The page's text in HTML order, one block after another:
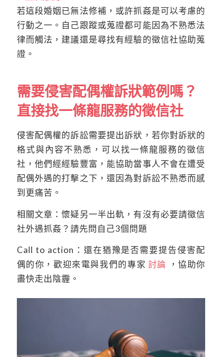
若這段婚姻已無法修補，或許抓姦是可以考慮的
行動之一。自己跟蹤或蒐證都可能因為不熟悉法
律而觸法，建議還是尋找有經驗的徵信社協助蒐
證。
需要侵害配偶權訴狀範例嗎？
直接找一條龍服務的徵信社
侵害配偶權的訴訟需要提出訴狀，若你對訴狀的
格式與內容不熟悉，可以找一條龍服務的徵信
社，他們經經驗豐富，能協助當事人不會在遭受
配偶外遇的打擊之下，還因為對訴訟不熟悉而感
到更痛苦。
相關文章：懷疑另一半出軌，有沒有必要請徵信
社外遇抓姦？請先問自己3個問題
Call to action：還在猶豫是否需要提告侵害配
偶的你，歡迎來電與我們的專家 討論 ，協助你
盡快走出陰霾。